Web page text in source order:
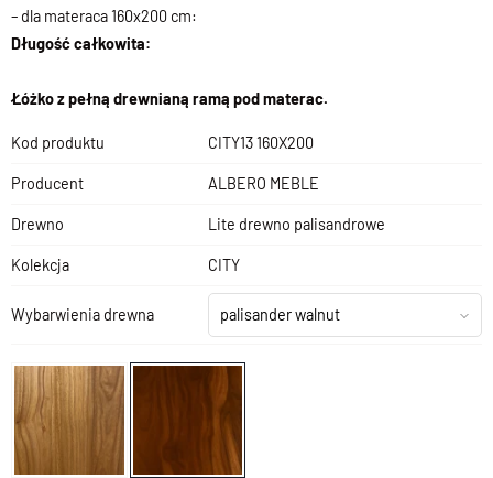
– dla materaca 160x200 cm:
Długość całkowita:
Łóżko z pełną drewnianą ramą pod materac.
Kod produktu CITY13 160X200
Producent ALBERO MEBLE
Drewno Lite drewno palisandrowe
Kolekcja CITY
Wybarwienia drewna palisander walnut